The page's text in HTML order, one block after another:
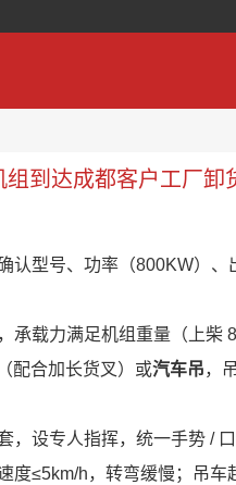
组到达成都客户工厂卸
认型号、功率（800KW）
承载力满足机组重量（上柴
配合加长货叉）或汽车吊，
，设专人指挥，统一手势 /
度≤5km/h，转弯缓慢；吊